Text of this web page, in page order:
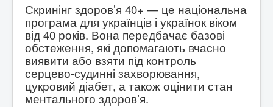
Скринінг здоров’я 40+ — це національна
програма для українців і українок віком
від 40 років. Вона передбачає базові
обстеження, які допомагають вчасно
виявити або взяти під контроль
серцево-судинні захворювання,
цукровий діабет, а також оцінити стан
ментального здоров’я.